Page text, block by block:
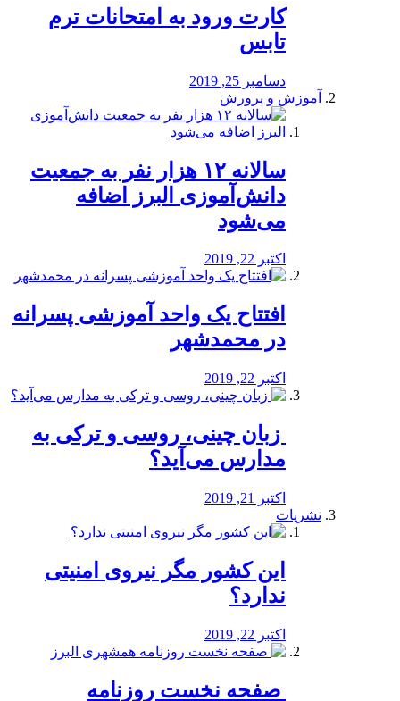
کارت ورود به امتحانات ترم
تابس
دسامبر 25, 2019
آموزش و پرورش
️سالانه ۱۲ هزار نفر به جمعیت
دانش‌آموزی البرز اضافه
می‌شود
اکتبر 22, 2019
افتتاح یک واحد آموزشی پسرانه
در محمدشهر
اکتبر 22, 2019
️ زبان چینی، روسی و ترکی به
مدارس می‌آید؟
اکتبر 21, 2019
نشریات
این کشور مگر نیروی امنیتی
ندارد؟
اکتبر 22, 2019
️ صفحه نخست روزنامه‌